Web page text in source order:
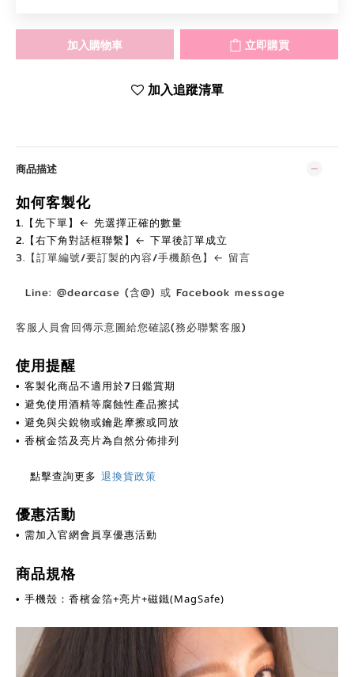
加入購物車 立即購買
加入追蹤清單
商品描述
如何客製化
1.【先下單】← 先選擇正確的數量
2.【右下角對話框聯繫】← 下單後訂單成立
3.【訂單編號/要訂製的內容/手機顏色】← 留言
Line: @dearcase (含@) 或 Facebook message
客服人員會回傳示意圖給您確認(務必聯繫客服)
使用提醒
• 客製化商品不適用於7日鑑賞期
• 避免使用酒精等腐蝕性產品擦拭
• 避免與尖銳物或鑰匙摩擦或同放
• 香檳金箔及亮片為自然分佈排列
點擊查詢更多 退換貨政策
優惠活動
• 需加入官網會員享優惠活動
商品規格
• 手機殼：香檳金箔+亮片+磁鐵(MagSafe)